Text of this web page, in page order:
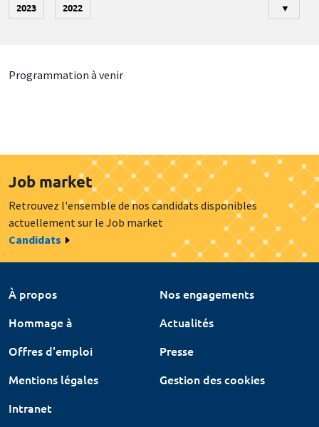
2023 2022 ▼
Programmation à venir
Job market
Retrouvez l'ensemble de nos candidats disponibles
actuellement sur le Job market
Candidats
À propos
Nos engagements
Hommage à
Actualités
Offres d'emploi
Presse
Mentions légales
Gestion des cookies
Intranet